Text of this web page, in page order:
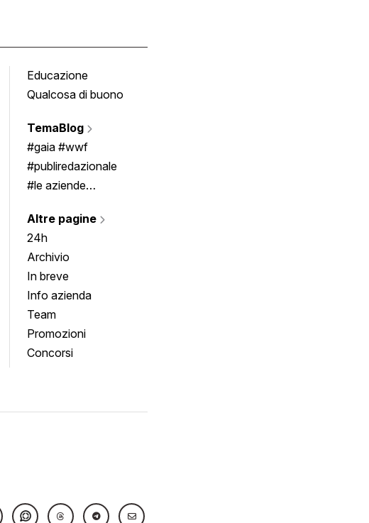
Educazione
Qualcosa di buono
TemaBlog
#gaia #wwf
#publiredazionale
#le aziende
Altre pagine
24h
Archivio
In breve
Info azienda
Team
Promozioni
Concorsi